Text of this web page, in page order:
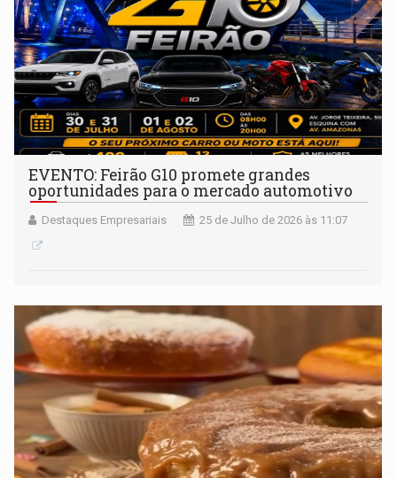
EVENTO: Feirão G10 promete grandes
oportunidades para o mercado automotivo
Destaques Empresariais 25 de Julho de 2026 às 11:07